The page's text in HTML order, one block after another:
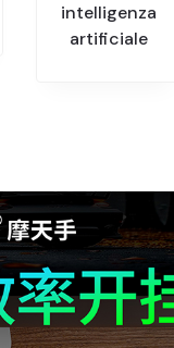
intelligenza
artificiale